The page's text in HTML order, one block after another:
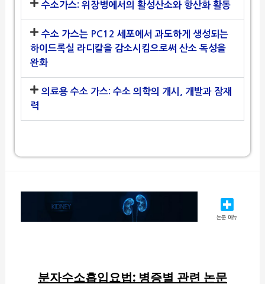
수소가스: 위장병에서의 활성산소와 항산화 활동
수소 가스는 PC12 세포에서 과도하게 생성되는
하이드록실 라디칼을 감소시킴으로써 산소 독성을
완화
의료용 수소 가스: 수소 의학의 개시, 개발과 잠재
력
논문 메뉴
분자수소흡입요법: 병증별 관련 논문